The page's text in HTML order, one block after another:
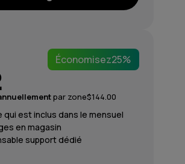
Économisez25%
par zone$144.00
qui est inclus dans le mensuel
en magasin
support dédié